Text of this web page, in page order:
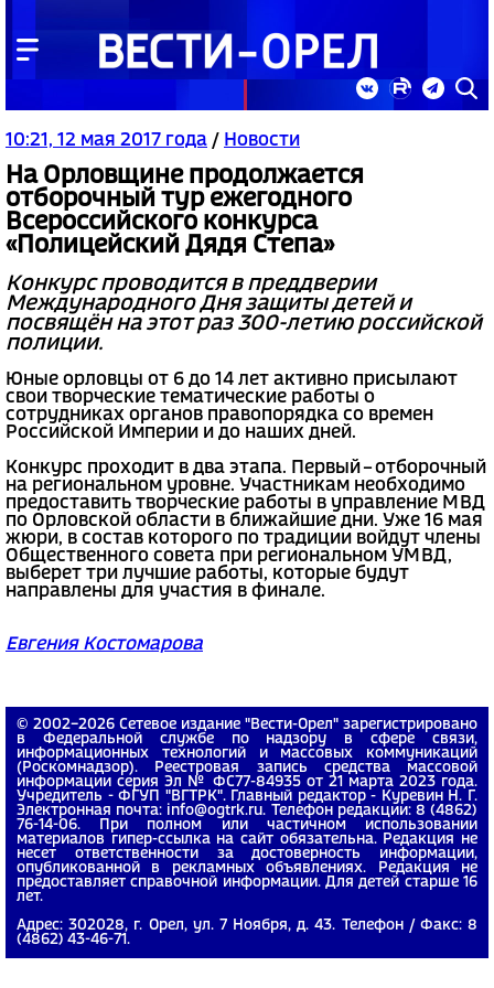
10:21, 12 мая 2017 года / Новости
На Орловщине продолжается
отборочный тур ежегодного
Всероссийского конкурса
«Полицейский Дядя Степа»
Конкурс проводится в преддверии
Международного Дня защиты детей и
посвящён на этот раз 300-летию российской
полиции.
Юные орловцы от 6 до 14 лет активно присылают
свои творческие тематические работы о
сотрудниках органов правопорядка со времен
Российской Империи и до наших дней.
Конкурс проходит в два этапа. Первый – отборочный
на региональном уровне. Участникам необходимо
предоставить творческие работы в управление МВД
по Орловской области в ближайшие дни. Уже 16 мая
жюри, в состав которого по традиции войдут члены
Общественного совета при региональном УМВД,
выберет три лучшие работы, которые будут
направлены для участия в финале.
Евгения Костомарова
© 2002−2026 Сетевое издание "Вести-Орел" зарегистрировано
в Федеральной службе по надзору в сфере связи,
информационных технологий и массовых коммуникаций
(Роскомнадзор). Реестровая запись средства массовой
информации серия Эл № ФС77-84935 от 21 марта 2023 года.
Учредитель - ФГУП "ВГТРК". Главный редактор - Куревин Н. Г.
Электронная почта: info@ogtrk.ru. Телефон редакции: 8 (4862)
76-14-06. При полном или частичном использовании
материалов гипер-ссылка на сайт обязательна. Редакция не
несет ответственности за достоверность информации,
опубликованной в рекламных объявлениях. Редакция не
предоставляет справочной информации. Для детей старше 16
лет.
Адрес: 302028, г. Орел, ул. 7 Ноября, д. 43. Телефон / Факс: 8
(4862) 43-46-71.